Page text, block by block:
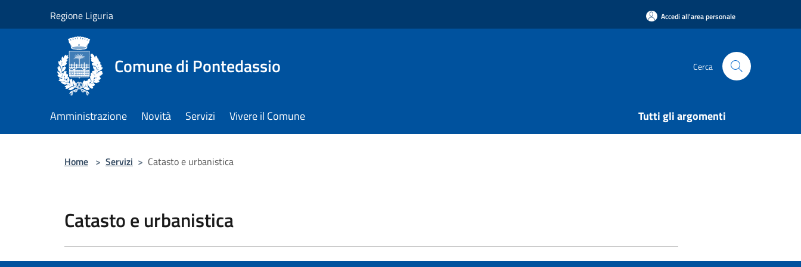
Regione Liguria Accedi all'area personale
Comune di Pontedassio Cerca
Amministrazione Novità Servizi Vivere il Comune Tutti gli argomenti
Home > Servizi > Catasto e urbanistica
Catasto e urbanistica